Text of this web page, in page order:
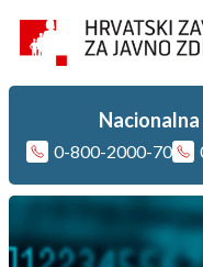
0-800-2000-70